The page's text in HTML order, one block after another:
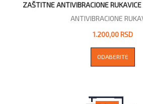
ZAŠTITNE ANTIVIBRACIONE
ANTIVIBRACIONE
1.200,00 RSD
ODABERITE